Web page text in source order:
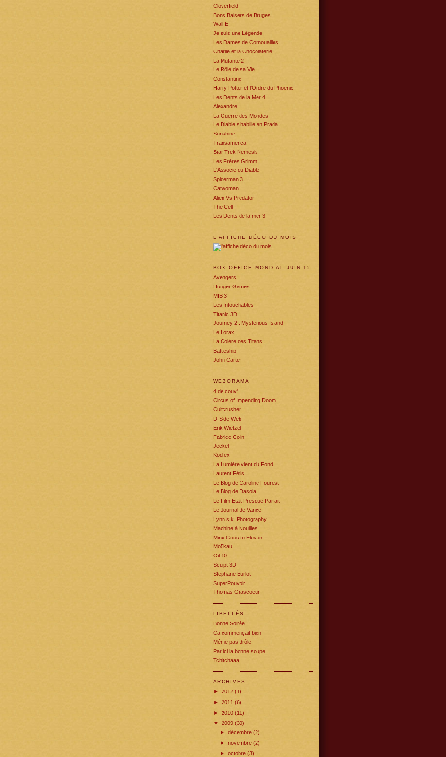
Cloverfield
Bons Baisers de Bruges
Wall-E
Je suis une Légende
Les Dames de Cornouailles
Charlie et la Chocolaterie
La Mutante 2
Le Rôle de sa Vie
Constantine
Harry Potter et l'Ordre du Phoenix
Les Dents de la Mer 4
Alexandre
La Guerre des Mondes
Le Diable s'habille en Prada
Sunshine
Transamerica
Star Trek Nemesis
Les Frères Grimm
L'Associé du Diable
Spiderman 3
Catwoman
Alien Vs Predator
The Cell
Les Dents de la mer 3
L'AFFICHE DÉCO DU MOIS
BOX OFFICE MONDIAL JUIN 12
Avengers
Hunger Games
MIB 3
Les Intouchables
Titanic 3D
Journey 2 : Mysterious Island
Le Lorax
La Colère des Titans
Battleship
John Carter
WEBORAMA
4 de couv'
Circus of Impending Doom
Cultcrusher
D-Side Web
Erik Wietzel
Fabrice Colin
Jeckel
Kod.ex
La Lumière vient du Fond
Laurent Fétis
Le Blog de Caroline Fourest
Le Blog de Dasola
Le Film Etait Presque Parfait
Le Journal de Vance
Lynn.s.k. Photography
Machine à Nouilles
Mine Goes to Eleven
Mo5kau
Oil 10
Sculpt 3D
Stephane Burlot
SuperPouvoir
Thomas Grascoeur
LIBELLÉS
Bonne Soirée
Ca commençait bien
Même pas drôle
Par ici la bonne soupe
Tchitchaaa
ARCHIVES
► 2012 (1)
► 2011 (6)
► 2010 (11)
▼ 2009 (30)
►décembre(2)
►novembre(2)
►octobre(3)